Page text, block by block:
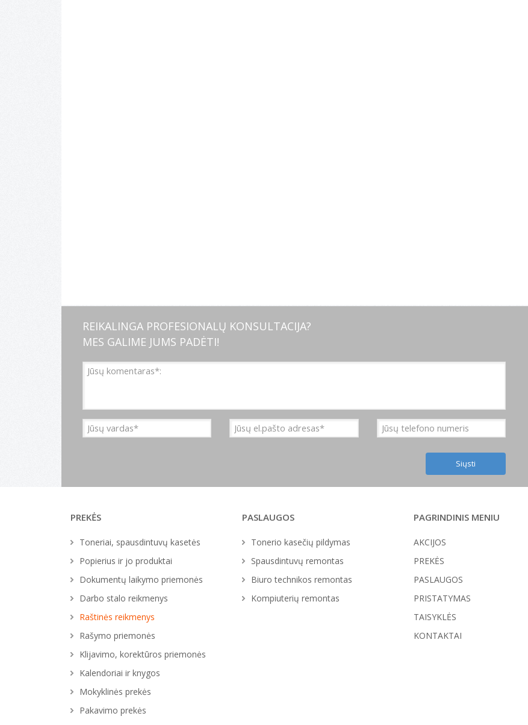
REIKALINGA PROFESIONALŲ KONSULTACIJA?
MES GALIME JUMS PADĖTI!
PREKĖS
Toneriai, spausdintuvų kasetės
Popierius ir jo produktai
Dokumentų laikymo priemonės
Darbo stalo reikmenys
Raštinės reikmenys
Rašymo priemonės
Klijavimo, korektūros priemonės
Kalendoriai ir knygos
Mokyklinės prekės
Pakavimo prekės
PASLAUGOS
Tonerio kasečių pildymas
Spausdintuvų remontas
Biuro technikos remontas
Kompiuterių remontas
PAGRINDINIS MENIU
AKCIJOS
PREKĖS
PASLAUGOS
PRISTATYMAS
TAISYKLĖS
KONTAKTAI